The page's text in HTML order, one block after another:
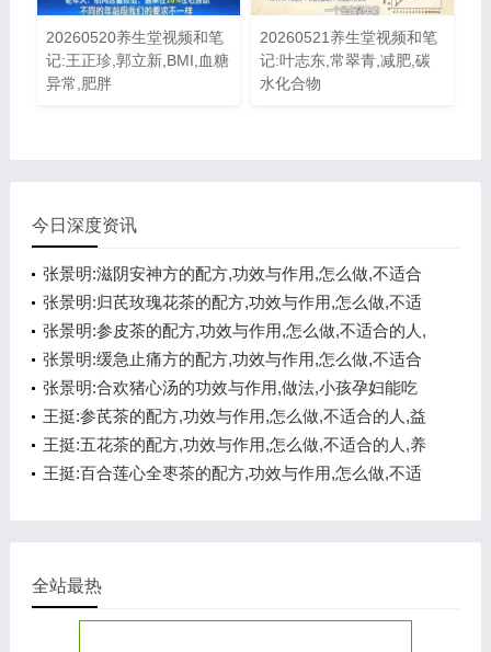
20260520养生堂视频和笔
记:王正珍,郭立新,BMI,血糖
异常,肥胖
20260521养生堂视频和笔
记:叶志东,常翠青,减肥,碳
水化合物
今日深度资讯
张景明:滋阴安神方的配方,功效与作用,怎么做,不适合
的人,悦心安神
张景明:归芪玫瑰花茶的配方,功效与作用,怎么做,不适
合的人,补气养血
张景明:参皮茶的配方,功效与作用,怎么做,不适合的人,
健脾开胃
张景明:缓急止痛方的配方,功效与作用,怎么做,不适合
的人,化痰醒神
张景明:合欢猪心汤的功效与作用,做法,小孩孕妇能吃
吗,悦心安神
王挺:参芪茶的配方,功效与作用,怎么做,不适合的人,益
气温阳
王挺:五花茶的配方,功效与作用,怎么做,不适合的人,养
心安神
王挺:百合莲心全枣茶的配方,功效与作用,怎么做,不适
全站最热